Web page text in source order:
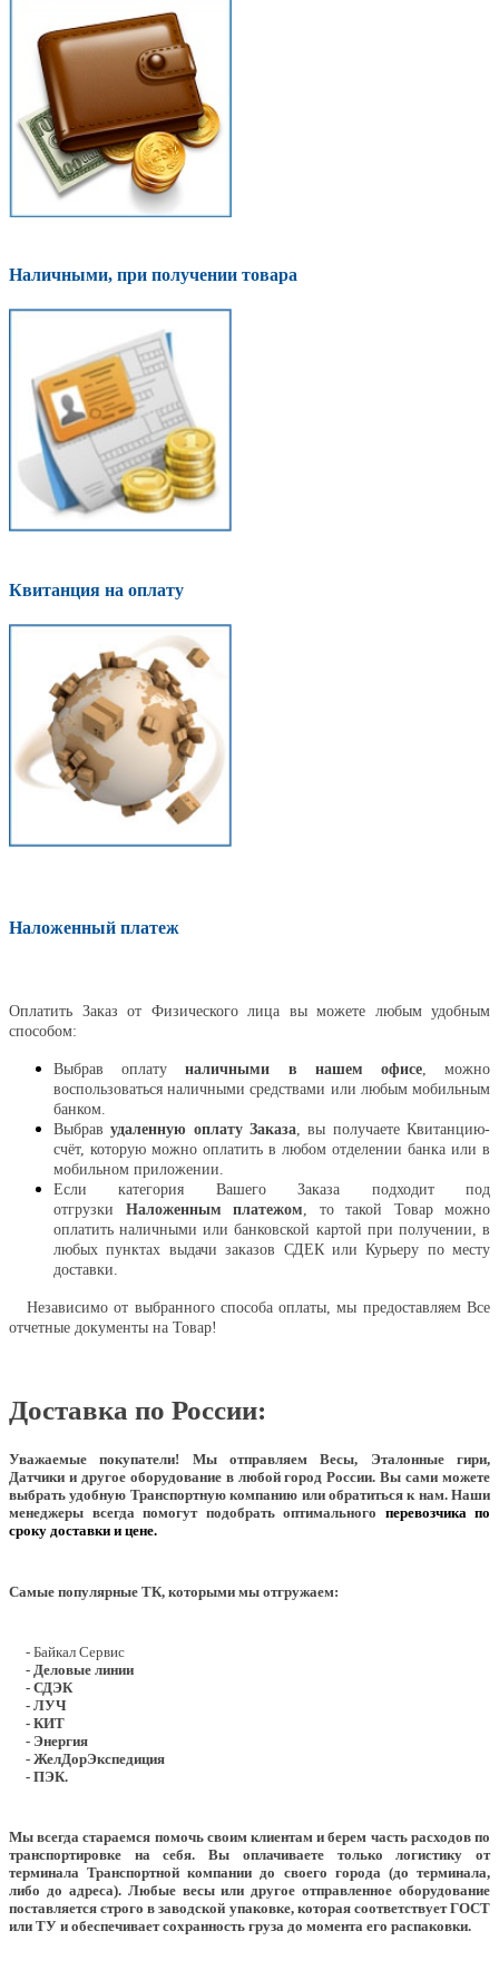
Наличными, при получении товара
Квитанция на оплату
Наложенный платеж
Оплатить Заказ от Физического лица вы можете любым удобным
способом:
Выбрав оплатуналичными в нашем офисе, можно
воспользоваться наличными средствами или любым мобильным
банком.
Выбравудаленную оплату Заказа , вы получаете Квитанцию-
счёт, которую можно оплатить в любом отделении банка или в
мобильном приложении.
Если категория Вашего Заказа подходит под
отгрузки Наложенным платежом , то такой Товар можно
оплатить наличными или банковской картой при получении, в
любых пунктах выдачи заказов СДЕК или Курьеру по месту
доставки.
Независимо от выбранного способа оплаты, мы предоставляем Все
отчетные документы на Товар!
Доставка по России:
Уважаемые покупатели! Мы отправляем Весы, Эталонные гири,
Датчики и другое оборудование в любой город России. Вы сами можете
выбрать удобную Транспортную компанию или обратиться к нам. Наши
менеджеры всегда помогут подобрать оптимального перевозчика по
сроку доставки и цене.
Самые популярные ТК, которыми мы отгружаем:
- Байкал Сервис
- Деловые линии
- СДЭК
- ЛУЧ
- КИТ
- Энергия
- ЖелДорЭкспедиция
- ПЭК.
Мы всегда стараемся помочь своим клиентам и берем часть расходов по
транспортировке на себя. Вы оплачиваете только логистику от
терминала Транспортной компании до своего города (до терминала,
либо до адреса). Любые весы или другое отправленное оборудование
поставляется строго в заводской упаковке, которая соответствует ГОСТ
или ТУ и обеспечивает сохранность груза до момента его распаковки.